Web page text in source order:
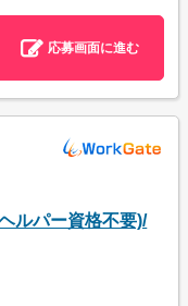
応募画面に進む
ルパー資格不要)/